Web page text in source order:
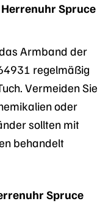
Spruce
Armband der
regelmäßig
Vermeiden Sie
oder
sollten mit
behandelt
Spruce